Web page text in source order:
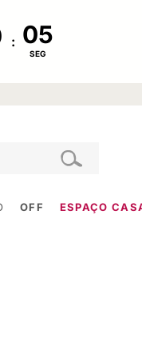
:
SEG
OFF ESPAÇO